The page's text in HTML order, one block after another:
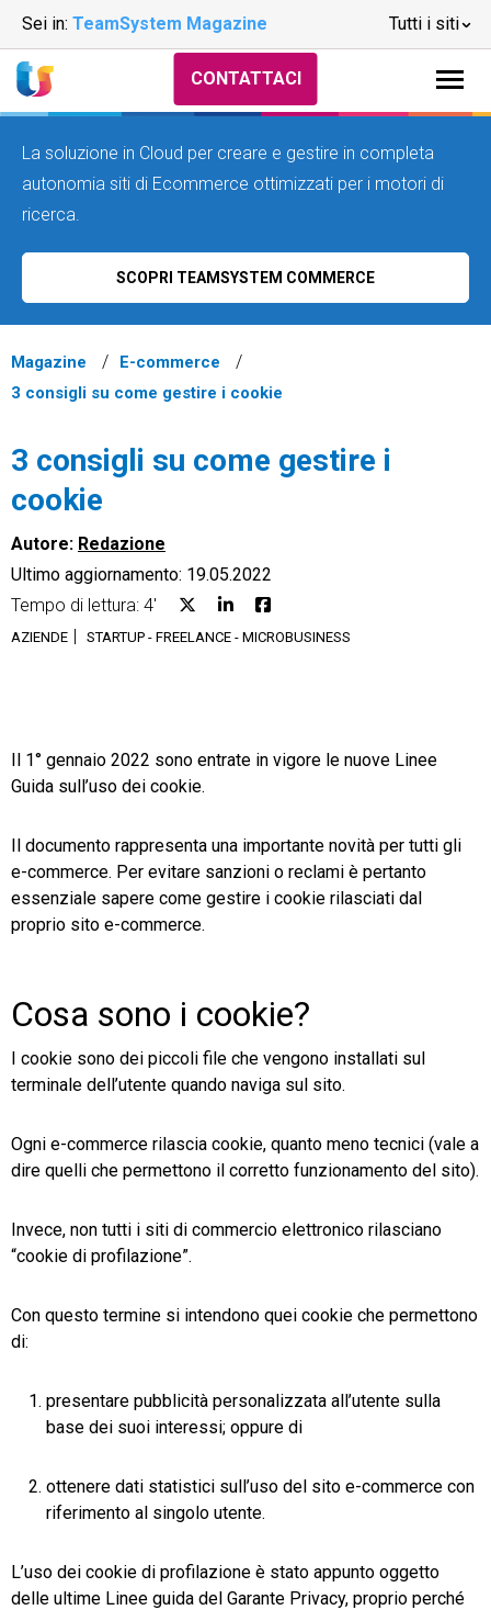
Sei in: TeamSystem Magazine Tutti i siti
CRM
Fatturazione
HR
Trust Services
TeamSystem Store
CONTATTACI
La soluzione in Cloud per creare e gestire in completa
autonomia siti di Ecommerce ottimizzati per i motori di
ricerca.
SCOPRI TEAMSYSTEM COMMERCE
Magazine
E-commerce
3 consigli su come gestire i cookie
3 consigli su come gestire i
cookie
Autore: Redazione
Ultimo aggiornamento: 19.05.2022
Tempo di lettura: 4'
AZIENDE STARTUP - FREELANCE - MICROBUSINESS
Il 1° gennaio 2022 sono entrate in vigore le nuove Linee
Guida sull’uso dei cookie.
Il documento rappresenta una importante novità per tutti gli
e-commerce. Per evitare sanzioni o reclami è pertanto
essenziale sapere come gestire i cookie rilasciati dal
proprio sito e-commerce.
Cosa sono i cookie?
I cookie sono dei piccoli file che vengono installati sul
terminale dell’utente quando naviga sul sito.
Ogni e-commerce rilascia cookie, quanto meno tecnici (vale a
dire quelli che permettono il corretto funzionamento del sito).
Invece, non tutti i siti di commercio elettronico rilasciano
“cookie di profilazione”.
Con questo termine si intendono quei cookie che permettono
di:
presentare pubblicità personalizzata all’utente sulla
base dei suoi interessi; oppure di
ottenere dati statistici sull’uso del sito e-commerce con
riferimento al singolo utente.
L’uso dei cookie di profilazione è stato appunto oggetto
delle ultime Linee guida del Garante Privacy, proprio perché